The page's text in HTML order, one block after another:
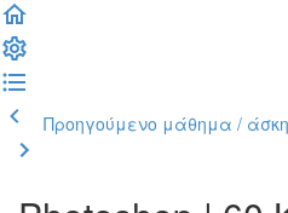
Προηγούμενο μάθημα /